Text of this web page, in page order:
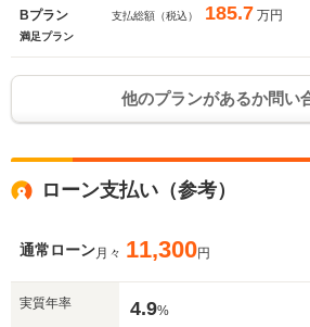
Bプラン 支払総額（税込） 185.7 万円
満足プラン
他のプランがあるか問い
ローン支払い（参考）
通常ローン月々 11,300円
実質年率 4.9%